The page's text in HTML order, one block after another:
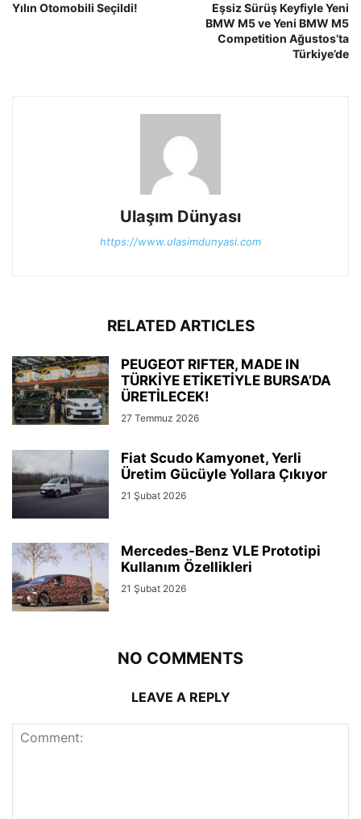
Yılın Otomobili Seçildi!
Eşsiz Sürüş Keyfiyle Yeni
BMW M5 ve Yeni BMW M5
Competition Ağustos’ta
Türkiye’de
Ulaşım Dünyası
https://www.ulasimdunyasi.com
RELATED ARTICLES
PEUGEOT RIFTER, MADE IN
TÜRKİYE ETİKETİYLE BURSA’DA
ÜRETİLECEK!
27 Temmuz 2026
Fiat Scudo Kamyonet, Yerli
Üretim Gücüyle Yollara Çıkıyor
21 Şubat 2026
Mercedes-Benz VLE Prototipi
Kullanım Özellikleri
21 Şubat 2026
NO COMMENTS
LEAVE A REPLY